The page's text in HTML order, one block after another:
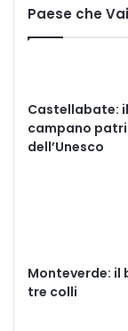
Paese che
Castellabate:
campano
dell’Unesco
Monteverde: il
tre colli